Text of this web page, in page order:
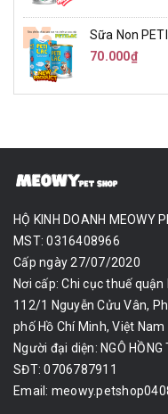
Sữa Non
70.000₫
HỘ KINH DOANH MEOWY
MST: 0316408966
Cấp ngày 27/07/2020
Nơi cấp: Chi cục thuế
112/1 Nguyễn Cửu Vân,
phố Hồ Chí Minh, Việt Nam
Người đại diện: NGÔ HỒNG
SĐT: 0706787911
Email: